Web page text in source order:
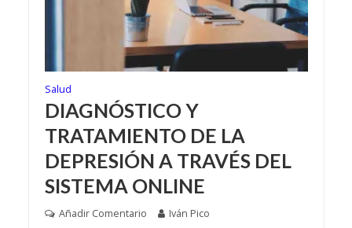
Salud
DIAGNÓSTICO Y
TRATAMIENTO DE LA
DEPRESIÓN A TRAVÉS DEL
SISTEMA ONLINE
Añadir Comentario Iván Pico